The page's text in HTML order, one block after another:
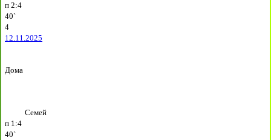
п 2:4
40`
4
12.11.2025
Дома
Семей
п 1:4
40`